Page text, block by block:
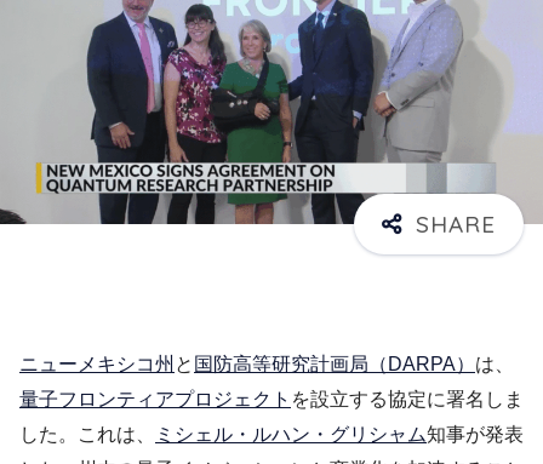
ニューメキシコ州 と 国防高等研究計画局（DARPA） は、
量子フロンティアプロジェクト を設立する協定に署名しま
した。これは、
ミシェル・ルハン・グリシャム知事が発表